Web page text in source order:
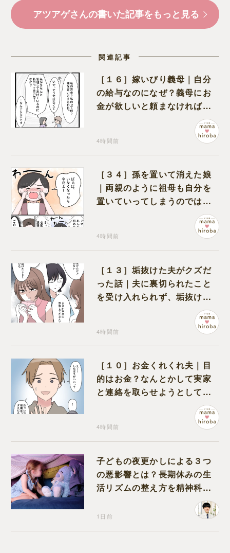
アツアゲさんの書いた記事をもっと見る
関連記事
［１６］嫁いびり義母｜自分
の給与なのになぜ？義母にお
金が欲しいと頼まなければな
4時間前
［３４］孫を置いて消えた娘
｜両親のように祖母も自分を
置いていってしまうのでは？
と怯えて泣く孫に心が痛む
4時間前
［１３］垢抜けた夫がクズだ
った話｜夫に裏切られたこと
を受け入れられず、垢抜けた
ことが関係しているのかと嘆
4時間前
［１０］お金くれくれ夫｜目
的はお金？なんとかして実家
と連絡を取らせようとしてく
4時間前
子どもの夜更かしによる３つ
の悪影響とは？長期休みの生
活リズムの整え方を精神科医
1日前